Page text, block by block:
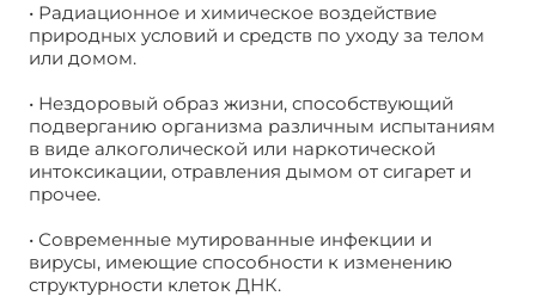
• Радиационное и химическое воздействие
природных условий и средств по уходу за телом
или домом.
• Нездоровый образ жизни, способствующий
подверганию организма различным испытаниям
в виде алкоголической или наркотической
интоксикации, отравления дымом от сигарет и
прочее.
• Современные мутированные инфекции и
вирусы, имеющие способности к изменению
структурности клеток ДНК.